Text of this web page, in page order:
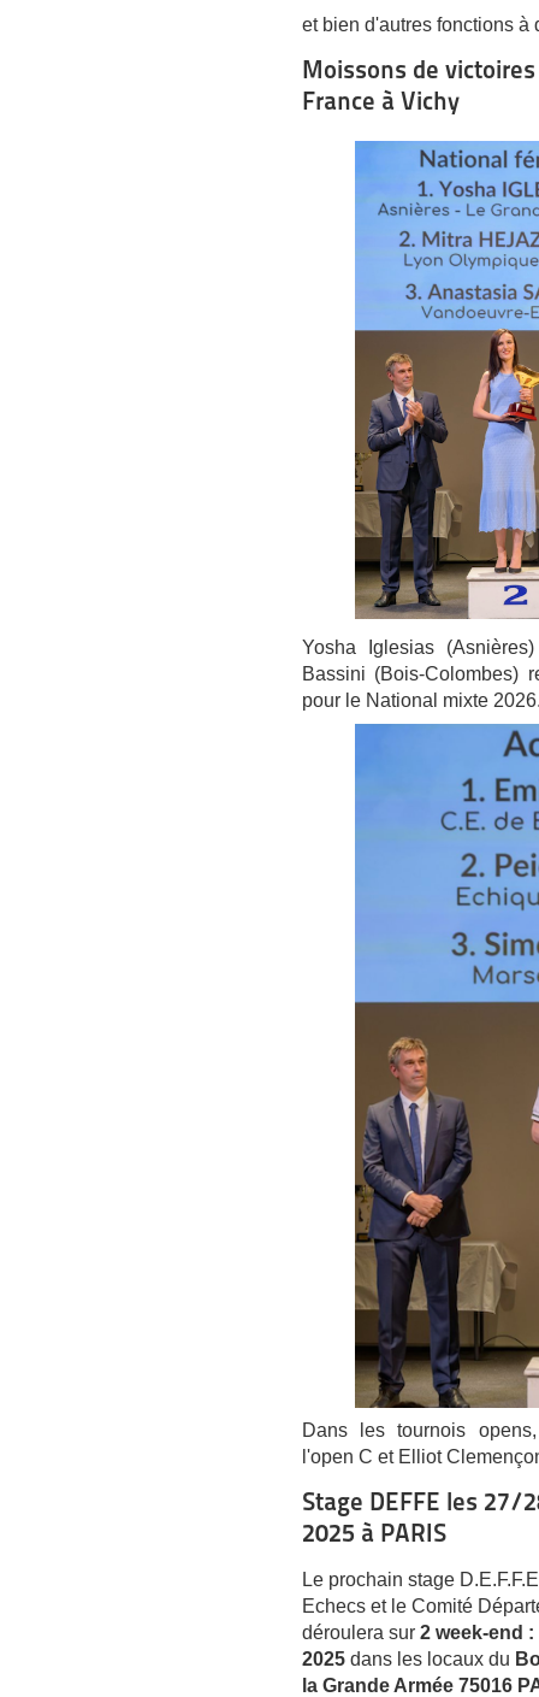
et bien d'autres fonctions à
Moissons de
France à Vichy
Yosha Iglesias
Bassini (Bois-Colombes)
pour le National mixte
Dans les tournois
l'open C et Elliot
Stage DEFFE les
2025 à PARIS
Le prochain stage
Echecs et le Comité
déroulera sur 2 week-end
2025 dans les locaux du
la Grande Armée 75016